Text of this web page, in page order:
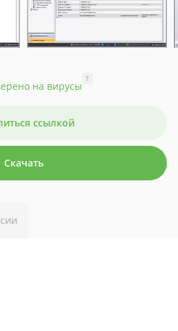
на вирусы
?
ссылкой
Скачать